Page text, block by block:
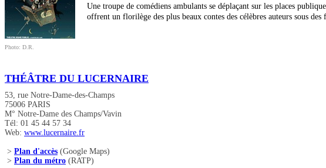
Photo: D.R.
Une troupe de comédiens ambulants se déplaçant sur les places
offrent un florilège des plus beaux contes des célèbres auteurs sous
THÉÂTRE DU LUCERNAIRE
53, rue Notre-Dame-des-Champs
75006 PARIS
M° Notre-Dame des Champs/Vavin
Tél: 01 45 44 57 34
Web: www.lucernaire.fr
> Plan d'accès (Google Maps)
> Plan du métro (RATP)